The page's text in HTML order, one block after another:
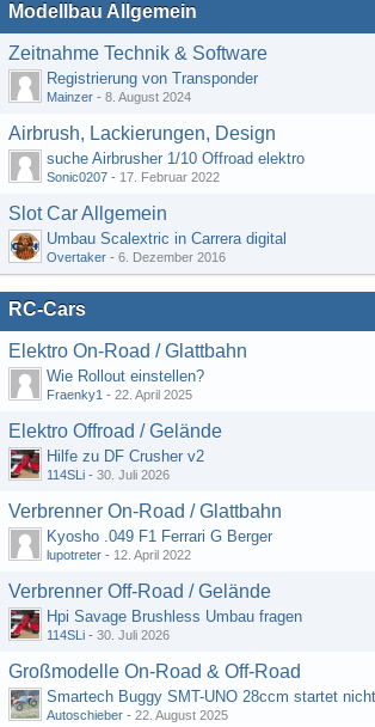
Modellbau Allgemein
Zeitnahme Technik & Software
Registrierung von Transponder
Mainzer - 8. August 2024
Airbrush, Lackierungen, Design
suche Airbrusher 1/10 Offroad elektro
Sonic0207 - 17. Februar 2022
Slot Car Allgemein
Umbau Scalextric in Carrera digital
Overtaker - 6. Dezember 2016
RC-Cars
Elektro On-Road / Glattbahn
Wie Rollout einstellen?
Fraenky1 - 22. April 2025
Elektro Offroad / Gelände
Hilfe zu DF Crusher v2
114SLi - 30. Juli 2026
Verbrenner On-Road / Glattbahn
Kyosho .049 F1 Ferrari G Berger
lupotreter - 12. April 2022
Verbrenner Off-Road / Gelände
Hpi Savage Brushless Umbau fragen
114SLi - 30. Juli 2026
Großmodelle On-Road & Off-Road
Smartech Buggy SMT-UNO 28ccm startet nicht
Autoschieber - 22. August 2025